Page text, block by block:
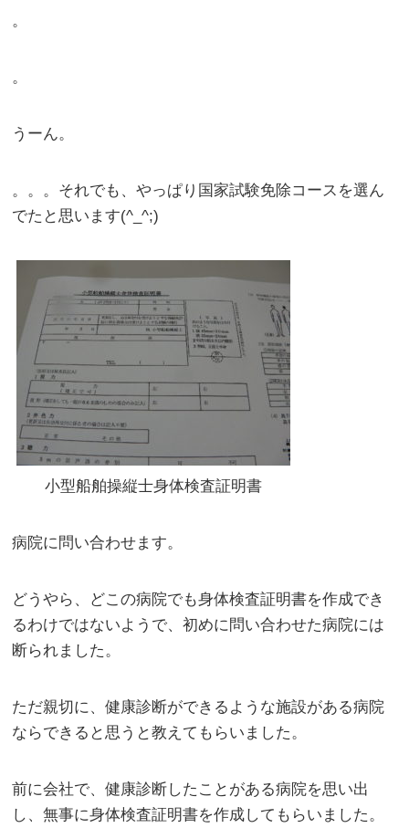
。
。
うーん。
。。。それでも、やっぱり国家試験免除コースを選ん
でたと思います(^_^;)
小型船舶操縦士身体検査証明書
病院に問い合わせます。
どうやら、どこの病院でも身体検査証明書を作成でき
るわけではないようで、初めに問い合わせた病院には
断られました。
ただ親切に、健康診断ができるような施設がある病院
ならできると思うと教えてもらいました。
前に会社で、健康診断したことがある病院を思い出
し、無事に身体検査証明書を作成してもらいました。